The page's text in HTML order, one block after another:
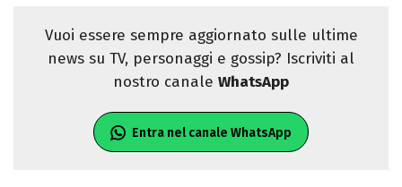
Vuoi essere sempre aggiornato sulle ultime
news su TV, personaggi e gossip? Iscriviti al
nostro canale WhatsApp
Entra nel canale WhatsApp